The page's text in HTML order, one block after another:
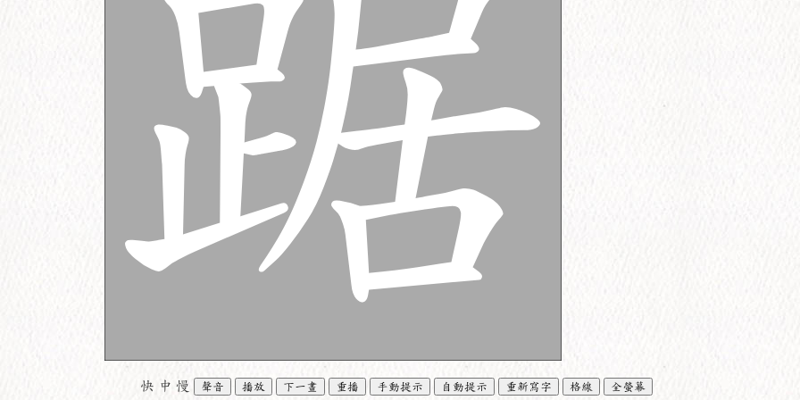
快 中 慢 聲音 播放 下一畫 重播 手動提示 自動提示 重新寫字 格線 全螢幕